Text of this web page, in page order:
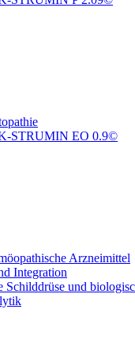
STRUMIN EO 0.9©
Arzneimittel
Integration
Schilddrüse und